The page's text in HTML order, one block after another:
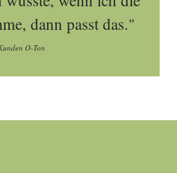
dann passt das."
O-Ton